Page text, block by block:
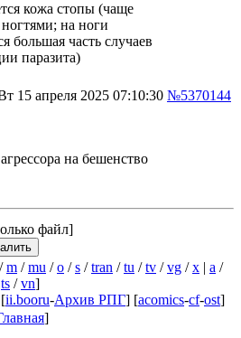
кожа стопы (чаще
на ноги
большая часть случаев
паразита)
15 апреля 2025 07:10:30 №5370144
на бешенство
файл]
/m /mu /o /s /tran /tu /tv /vg /x | a /
ts /vn]
ii.booru-Архив РПГ] [acomics-cf-ost]
]